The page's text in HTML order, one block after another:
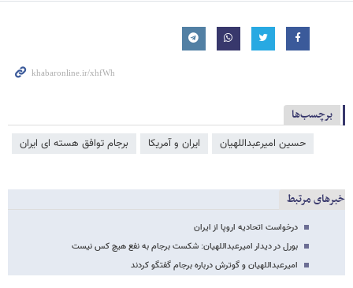
برچسب‌ها
حسین امیرعبداللهیان ایران و آمریکا برجام توافق هسته ای ایران
خبرهای مرتبط
درخواست اتحادیه اروپا از ایران
بورل در دیدار امیرعبداللهیان: شکست برجام به نفع هیچ کس نیست
امیرعبداللهیان و گوترش درباره برجام گفتگو کردند